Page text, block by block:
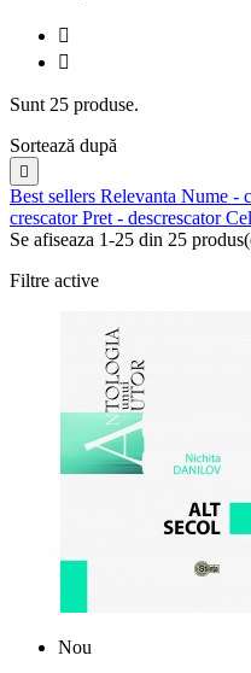


Sunt 25 produse.
Sortează după

Best sellers Relevanta Nume -
crescatorPret - descrescator
Se afiseaza 1-25 din 25
Filtre active
Nou